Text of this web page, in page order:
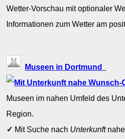
Wetter-Vorschau mit optionaler
Informationen zum Wetter am
Museen in Dortmund
Museen im nahen Umfeld des
Region.
✓ Mit Suche nach Unterkunft